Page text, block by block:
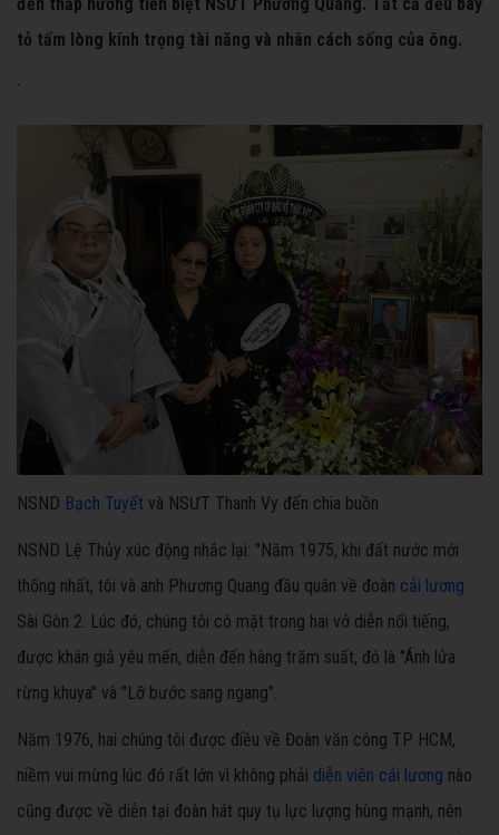
tỏ tấm lòng kính trọng tài năng và nhân cách sống của ông.
.
NSND Bạch Tuyết và NSƯT Thanh Vy đến chia buồn
NSND Lệ Thủy xúc động nhắc lại: "Năm 1975, khi đất nước mới
thống nhất, tôi và anh Phương Quang đầu quân về đoàn cải lương
Sài Gòn 2. Lúc đó, chúng tôi có mặt trong hai vở diễn nổi tiếng,
được khán giả yêu mến, diễn đến hàng trăm suất, đó là "Ánh lửa
rừng khuya" và "Lỡ bước sang ngang".
Năm 1976, hai chúng tôi được điều về Đoàn văn công TP HCM,
niềm vui mừng lúc đó rất lớn vì không phải diễn viên cải lương nào
cũng được về diễn tại đoàn hát quy tụ lực lượng hùng mạnh, nên